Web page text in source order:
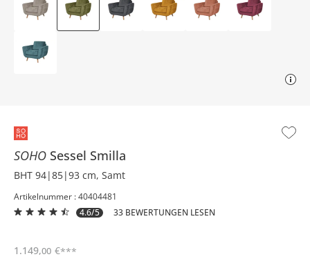
SOHO Sessel Smilla
BHT 94|85|93 cm, Samt
Artikelnummer : 40404481
4.6/5
33 BEWERTUNGEN LESEN
1.149,00 €***